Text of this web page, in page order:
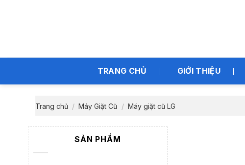
TRANG CHỦ GIỚI THIỆU
Trang chủ / Máy Giặt Cũ / Máy giặt cũ LG
SẢN PHẨM